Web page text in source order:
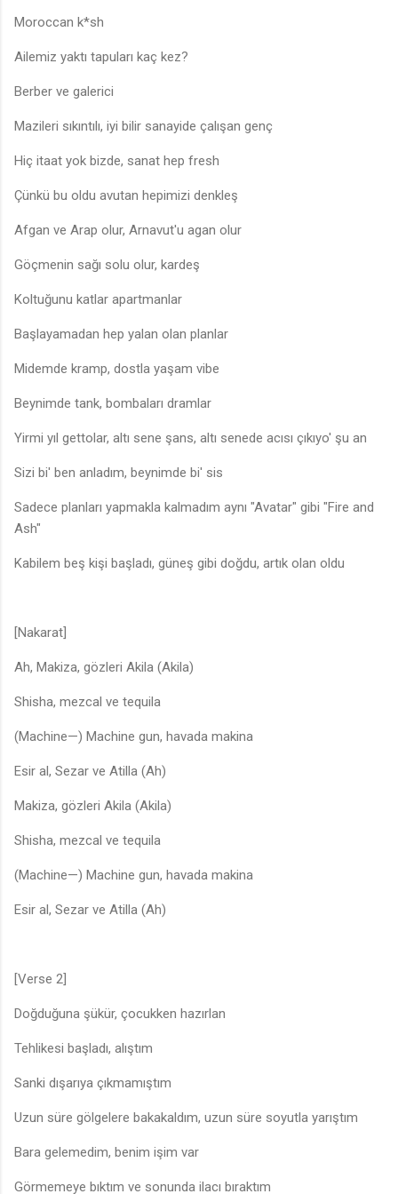
Moroccan k*sh
Ailemiz yaktı tapuları kaç kez?
Berber ve galerici
Mazileri sıkıntılı, iyi bilir sanayide çalışan genç
Hiç itaat yok bizde, sanat hep fresh
Çünkü bu oldu avutan hepimizi denkleş
Afgan ve Arap olur, Arnavut'u agan olur
Göçmenin sağı solu olur, kardeş
Koltuğunu katlar apartmanlar
Başlayamadan hep yalan olan planlar
Midemde kramp, dostla yaşam vibe
Beynimde tank, bombaları dramlar
Yirmi yıl gettolar, altı sene şans, altı senede acısı çıkıyo' şu an
Sizi bi' ben anladım, beynimde bi' sis
Sadece planları yapmakla kalmadım aynı "Avatar" gibi "Fire and
Ash"
Kabilem beş kişi başladı, güneş gibi doğdu, artık olan oldu
[Nakarat]
Ah, Makiza, gözleri Akila (Akila)
Shisha, mezcal ve tequila
(Machine—) Machine gun, havada makina
Esir al, Sezar ve Atilla (Ah)
Makiza, gözleri Akila (Akila)
Shisha, mezcal ve tequila
(Machine—) Machine gun, havada makina
Esir al, Sezar ve Atilla (Ah)
[Verse 2]
Doğduğuna şükür, çocukken hazırlan
Tehlikesi başladı, alıştım
Sanki dışarıya çıkmamıştım
Uzun süre gölgelere bakakaldım, uzun süre soyutla yarıştım
Bara gelemedim, benim işim var
Görmemeye bıktım ve sonunda ilacı bıraktım